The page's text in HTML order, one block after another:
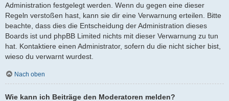
Administration festgelegt werden. Wenn du gegen eine dieser
Regeln verstoßen hast, kann sie dir eine Verwarnung erteilen. Bitte
beachte, dass dies die Entscheidung der Administration dieses
Boards ist und phpBB Limited nichts mit dieser Verwarnung zu tun
hat. Kontaktiere einen Administrator, sofern du die nicht sicher bist,
wieso du verwarnt wurdest.
Nach oben
Wie kann ich Beiträge den Moderatoren melden?